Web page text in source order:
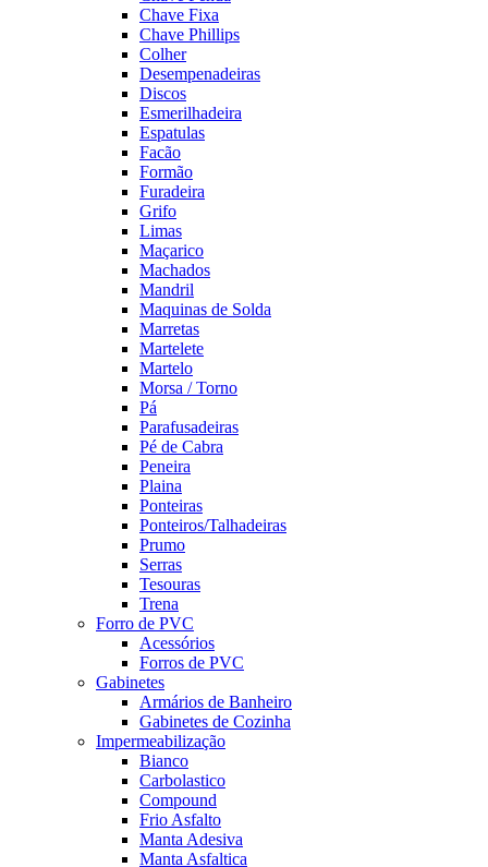
Chave Fixa
Chave Phillips
Colher
Desempenadeiras
Discos
Esmerilhadeira
Espatulas
Facão
Formão
Furadeira
Grifo
Limas
Maçarico
Machados
Mandril
Maquinas de Solda
Marretas
Martelete
Martelo
Morsa / Torno
Pá
Parafusadeiras
Pé de Cabra
Peneira
Plaina
Ponteiras
Ponteiros/Talhadeiras
Prumo
Serras
Tesouras
Trena
Forro de PVC
Acessórios
Forros de PVC
Gabinetes
Armários de Banheiro
Gabinetes de Cozinha
Impermeabilização
Bianco
Carbolastico
Compound
Frio Asfalto
Manta Adesiva
Manta Asfaltica